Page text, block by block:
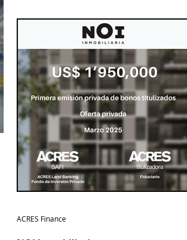
Estructurador y Lau-Tam & Walde como
ACRES Finance